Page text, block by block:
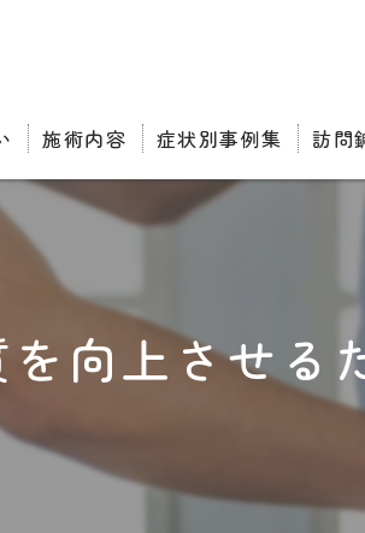
施術内容 症状別事例集 訪問
向上させる